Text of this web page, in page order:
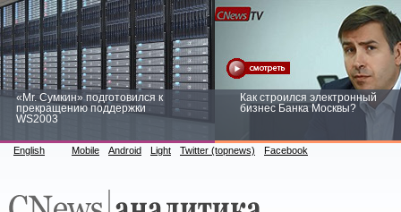
«Mr. Сумкин» подготовился к
прекращению поддержки
WS2003
Как строился электронный
бизнес Банка Москвы?
English Mobile Android Light Twitter (topnews) Facebook